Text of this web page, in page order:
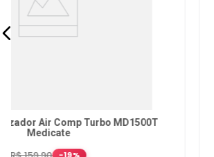
Kit Máscaras para Nebulizador